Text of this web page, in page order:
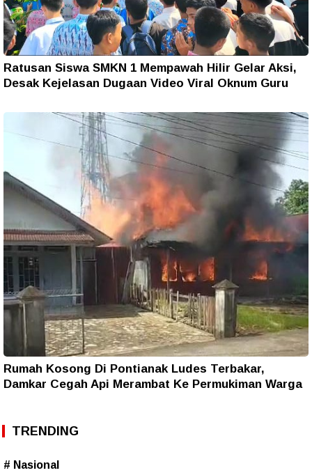
Ratusan Siswa SMKN 1 Mempawah Hilir Gelar Aksi,
Desak Kejelasan Dugaan Video Viral Oknum Guru
Rumah Kosong Di Pontianak Ludes Terbakar,
Damkar Cegah Api Merambat Ke Permukiman Warga
TRENDING
# Nasional